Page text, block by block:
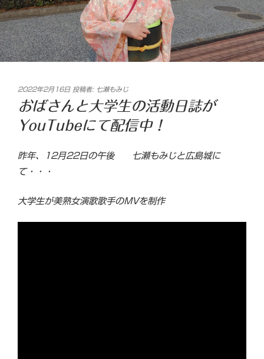
投
日:
2022年2月16日投稿者: 七瀬もみじ
おばさんと大学生の活動日誌が
YouTubeにて配信中！
昨年、12月22日の午後 七瀬もみじと広島城に
て・・・
大学生が美熟女演歌歌手のMVを制作